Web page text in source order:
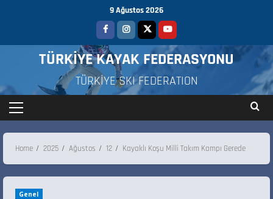
9 Ağustos 2026
TÜRKİYE KAYAK FEDERASYONU
TÜRKİYE SKI FEDERATION
Home 2025 Ağustos 12 Kayaklı Koşu Milli Takım Kampı Gerede
Genel